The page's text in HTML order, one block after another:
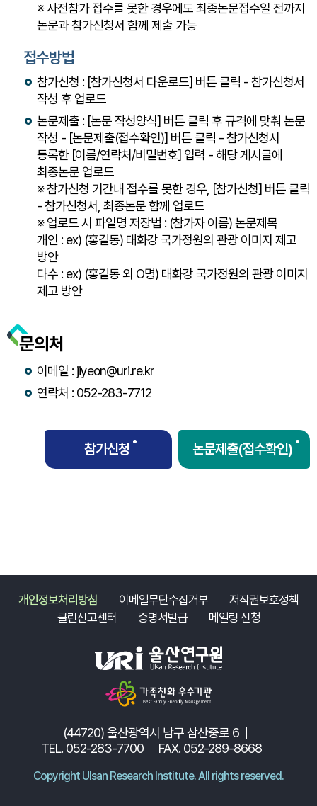
※ 사전참가 접수를 못한 경우에도 최종논문접수일 전까지
논문과 참가신청서 함께 제출 가능
접수방법
참가신청 : [참가신청서 다운로드] 버튼 클릭 - 참가신청서
작성 후 업로드
논문제출 : [논문 작성양식] 버튼 클릭 후 규격에 맞춰 논문
작성 - [논문제출(접수확인)] 버튼 클릭 - 참가신청시
등록한 [이름/연락처/비밀번호] 입력 - 해당 게시글에
최종논문 업로드
※ 참가신청 기간내 접수를 못한 경우, [참가신청] 버튼 클릭
- 참가신청서, 최종논문 함께 업로드
※ 업로드 시 파일명 저장법 : (참가자 이름) 논문제목
개인 : ex) (홍길동) 태화강 국가정원의 관광 이미지 제고
방안
다수 : ex) (홍길동 외 O명) 태화강 국가정원의 관광 이미지
제고 방안
문의처
이메일 : jiyeon@uri.re.kr
연락처 : 052-283-7712
참가신청 논문제출(접수확인)
개인정보처리방침 이메일무단수집거부
저작권보호정책
클린신고센터
증명서발급 메일링 신청
(44720) 울산광역시 남구 삼산중로 6
TEL. 052-283-7700
FAX. 052-289-8668
Copyright Ulsan Research Institute. All rights reserved.